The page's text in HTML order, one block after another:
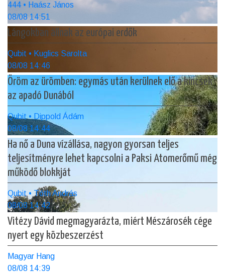
444 • Haász János
08/08 14:51
Lángokban állnak az európai erdők
Qubit • Kuglics Sarolta
08/08 14:46
Öröm az ürömben: egymás után kerülnek elő a kincsek
az apadó Dunából
Qubit • Dippold Ádám
08/08 14:44
Ha nő a Duna vízállása, nagyon gyorsan teljes
teljesítményre lehet kapcsolni a Paksi Atomerőmű még
működő blokkját
Qubit • Tóth András
08/08 14:42
Vitézy Dávid megmagyarázta, miért Mészárosék cége
nyert egy közbeszerzést
Magyar Hang
08/08 14:39